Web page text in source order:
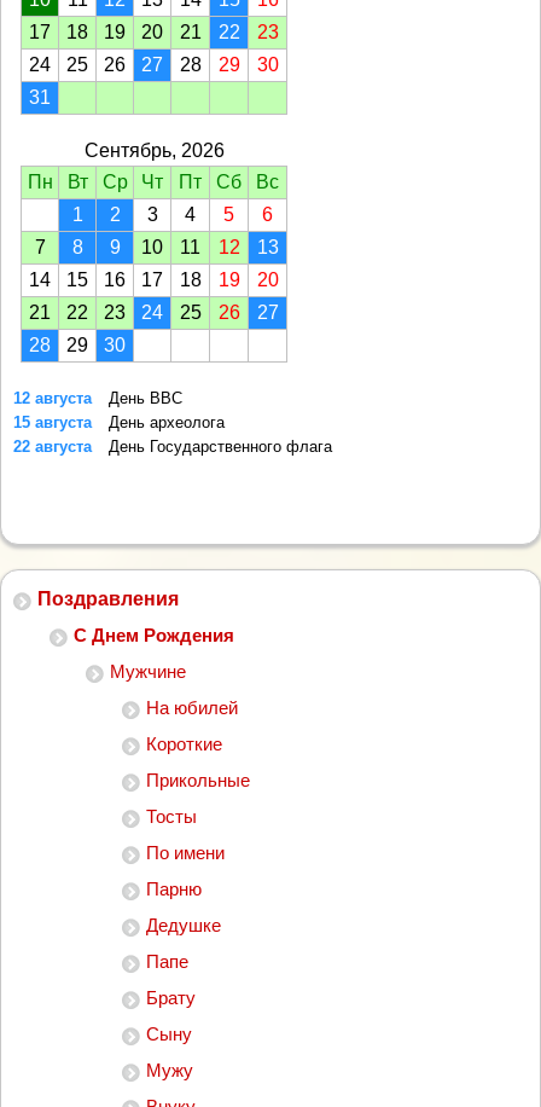
Поздравления
С Днем Рождения
Мужчине
На юбилей
Короткие
Прикольные
Тосты
По имени
Парню
Дедушке
Папе
Брату
Сыну
Мужу
17
18 19 20 21 22
23
24
25 26 27 28 29
30
31
Сентябрь, 2026
Пн
Вт Ср Чт Пт Сб
Вс
1
2 3 4 5
6
7
8 9 10 11 12
13
14
15 16 17 18 19
20
21
22 23 24 25 26
27
28
29 30
12 августа
День ВВС
15 августа
День археолога
22 августа
День Государственного флага